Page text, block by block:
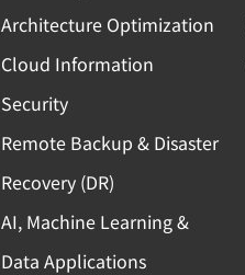
Architecture Optimization
Cloud Information
Security
Remote Backup & Disaster
Recovery (DR)
AI, Machine Learning &
Data Applications